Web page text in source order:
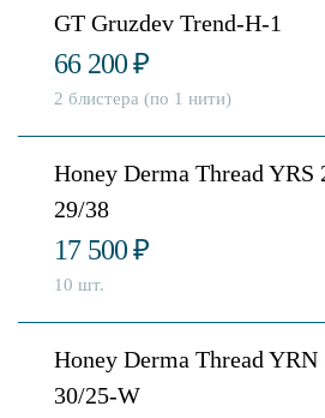
GT Gruzdev Trend-H-1
66 200₽
2 блистера (по 1 нити)
Honey Derma Thread YRS
29/38
17 500₽
10 шт.
Honey Derma Thread
30/25-W